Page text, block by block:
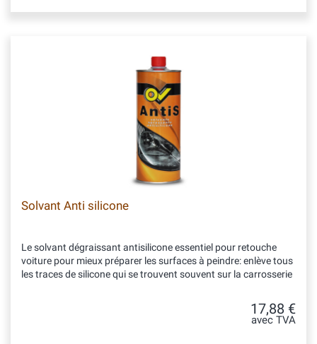
Solvant Anti silicone
Le solvant dégraissant antisilicone essentiel pour retouche
voiture pour mieux préparer les surfaces à peindre: enlève tous
les traces de silicone qui se trouvent souvent sur la carrosserie
17,88 €
avec TVA